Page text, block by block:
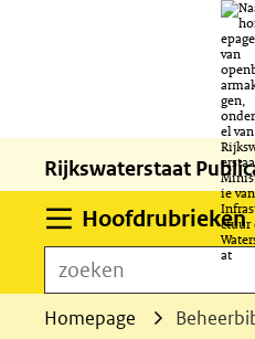
Rijkswaterstaat
Hoofdrubrieken
zoeken
Homepage